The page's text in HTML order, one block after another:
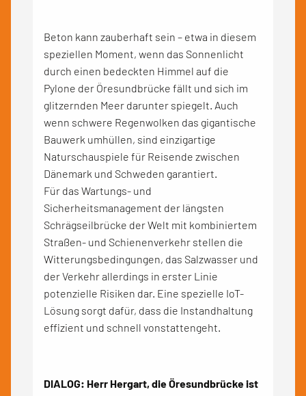
Beton kann zauberhaft sein – etwa in diesem
speziellen Moment, wenn das Sonnenlicht
durch einen bedeckten Himmel auf die
Pylone der Öresundbrücke fällt und sich im
glitzernden Meer darunter spiegelt. Auch
wenn schwere Regenwolken das gigantische
Bauwerk umhüllen, sind einzigartige
Naturschauspiele für Reisende zwischen
Dänemark und Schweden garantiert.
Für das Wartungs- und
Sicherheitsmanagement der längsten
Schrägseilbrücke der Welt mit kombiniertem
Straßen- und Schienenverkehr stellen die
Witterungsbedingungen, das Salzwasser und
der Verkehr allerdings in erster Linie
potenzielle Risiken dar. Eine spezielle IoT-
Lösung sorgt dafür, dass die Instandhaltung
effizient und schnell vonstattengeht.
DIALOG: Herr Hergart, die Öresundbrücke ist